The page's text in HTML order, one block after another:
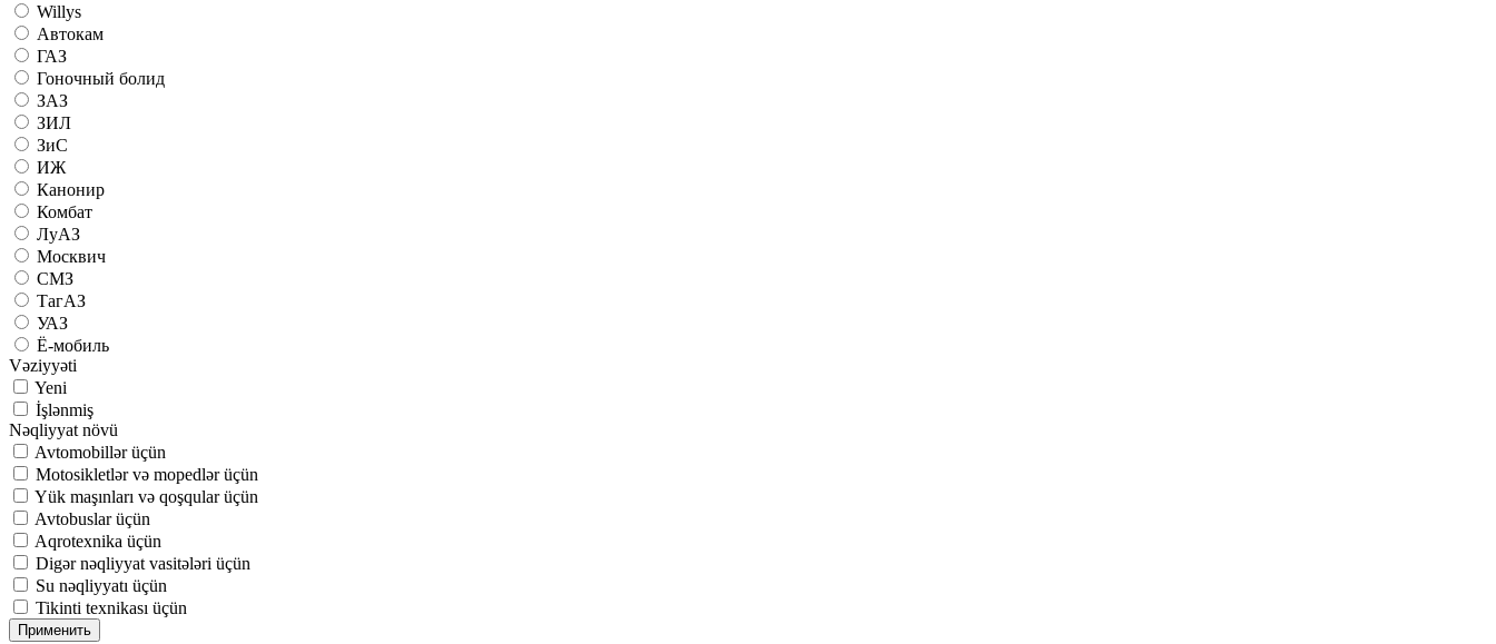
Willys
Автокам
ГАЗ
Гоночный болид
ЗАЗ
ЗИЛ
ЗиС
ИЖ
Канонир
Комбат
ЛуАЗ
Москвич
СМЗ
ТагАЗ
УАЗ
Ё-мобиль
Vəziyyəti
Yeni
İşlənmiş
Nəqliyyat növü
Avtomobillər üçün
Motosikletlər və mopedlər üçün
Yük maşınları və qoşqular üçün
Avtobuslar üçün
Aqrotexnika üçün
Digər nəqliyyat vasitələri üçün
Su nəqliyyatı üçün
Tikinti texnikası üçün
Применить